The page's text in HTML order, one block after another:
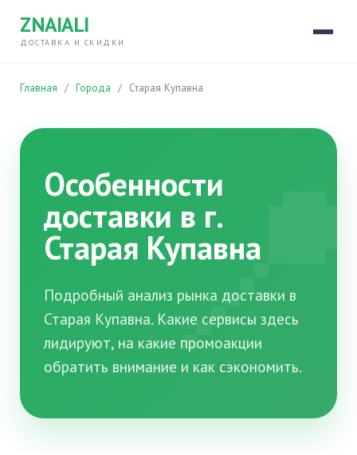
ZNAIALI
ДОСТАВКА И СКИДКИ
Главная / Города / Старая Купавна
Особенности
доставки в г.
Старая Купавна
Подробный анализ рынка доставки в
Старая Купавна. Какие сервисы здесь
лидируют, на какие промоакции
обратить внимание и как сэкономить.